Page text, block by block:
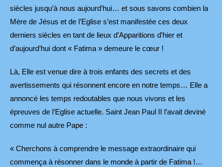
siècles jusqu’à nous aujourd’hui… et sous savons combien la
Mère de Jésus et de l’Eglise s’est manifestée ces deux
derniers siècles en tant de lieux d’Apparitions d’hier et
d’aujourd’hui dont « Fatima » demeure le cœur !
Là, Elle est venue dire à trois enfants des secrets et des
avertissements qui résonnent encore en notre temps… Elle a
annoncé les temps redoutables que nous vivons et les
épreuves de l’Eglise actuelle. Saint Jean Paul II l’avait deviné
comme nul autre Pape :
« Cherchons à comprendre le message extraordinaire qui
commença à résonner dans le monde à partir de Fatima !…